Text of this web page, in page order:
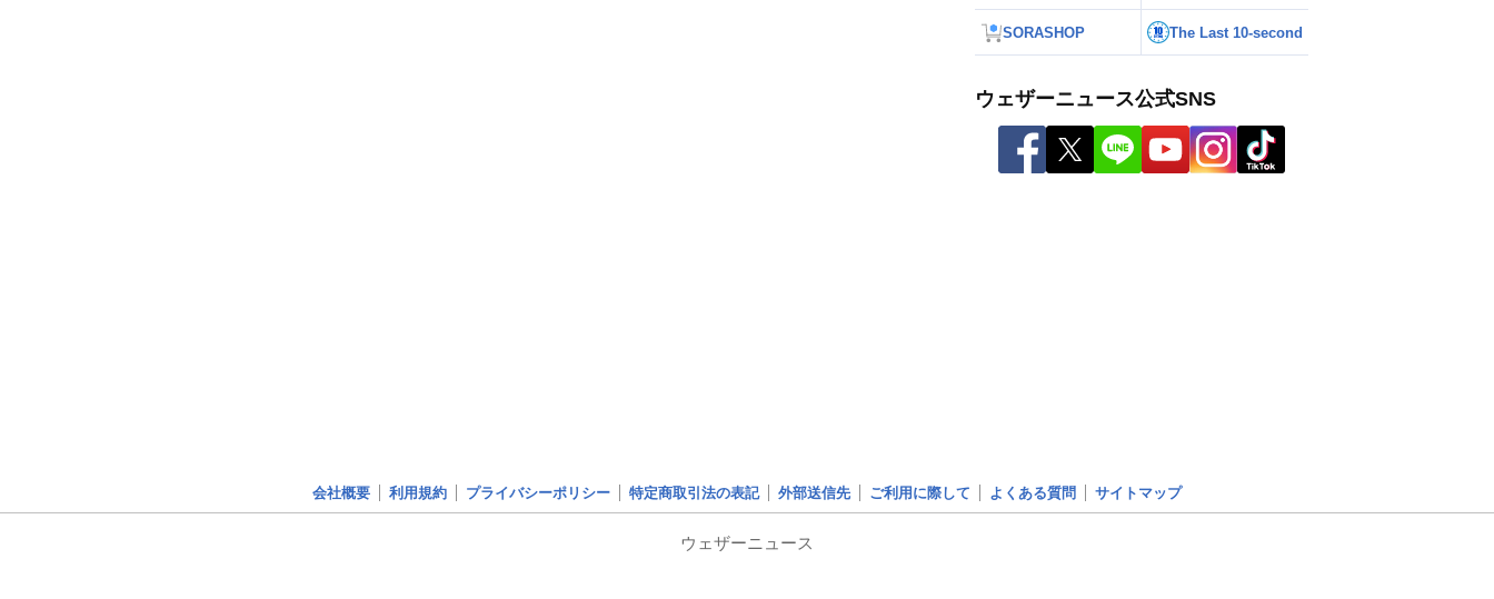
SORASHOP The Last 10-second
ウェザーニュース公式SNS
会社概要 利用規約 プライバシーポリシー 特定商取引法の表記 外部送信先 ご利用に際して よくある質問 サイトマップ
ウェザーニュース